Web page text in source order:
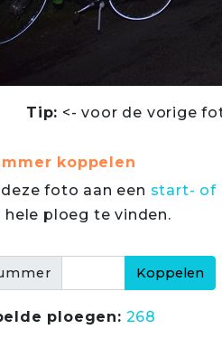
Tip: <- voor de vorige
koppelen
foto aan een start- of
hele ploeg te vinden.
ploegen: 268